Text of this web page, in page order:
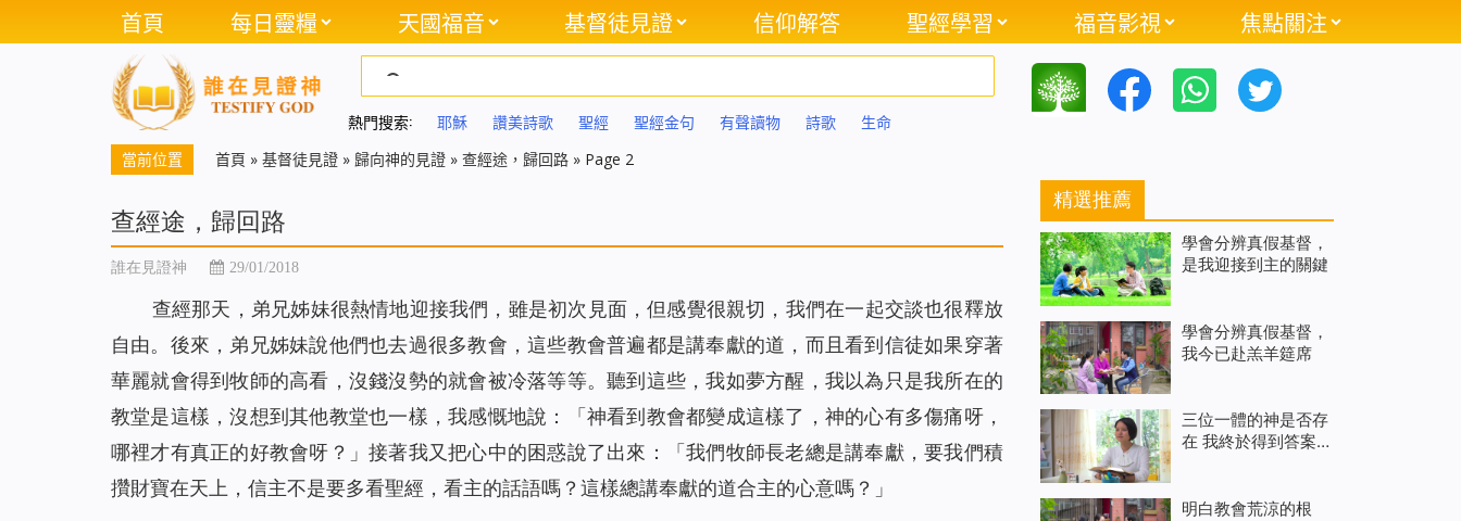
首頁 每日靈糧 天國福音 基督徒見證 信仰解答 聖經學習 福音影視 焦點關注
熱門搜索: 耶穌 讚美詩歌 聖經 聖經金句 有聲讀物 詩歌 生命
當前位置 首頁 » 基督徒見證 » 歸向神的見證 » 查經途，歸回路 » Page 2
查經途，歸回路
誰在見證神 29/01/2018
查經那天，弟兄姊妹很熱情地迎接我們，雖是初次見面，但感覺很親切，我們在一起交談也很釋放
自由。後來，弟兄姊妹說他們也去過很多教會，這些教會普遍都是講奉獻的道，而且看到信徒如果穿著
華麗就會得到牧師的高看，沒錢沒勢的就會被冷落等等。聽到這些，我如夢方醒，我以為只是我所在的
教堂是這樣，沒想到其他教堂也一樣，我感慨地說：「神看到教會都變成這樣了，神的心有多傷痛呀，
哪裡才有真正的好教會呀？」接著我又把心中的困惑說了出來：「我們牧師長老總是講奉獻，要我們積
攢財寶在天上，信主不是要多看聖經，看主的話語嗎？這樣總講奉獻的道合主的心意嗎？」
精選推薦
學會分辨真假基督，
是我迎接到主的關鍵
學會分辨真假基督，
我今已赴羔羊筵席
三位一體的神是否存
在 我終於得到答案
明白教會荒涼的根